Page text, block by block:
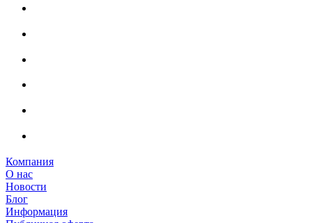
Компания
О нас
Новости
Блог
Информация